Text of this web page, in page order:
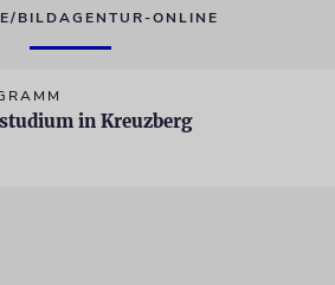
BILDAGENTUR-ONLINE
in Kreuzberg